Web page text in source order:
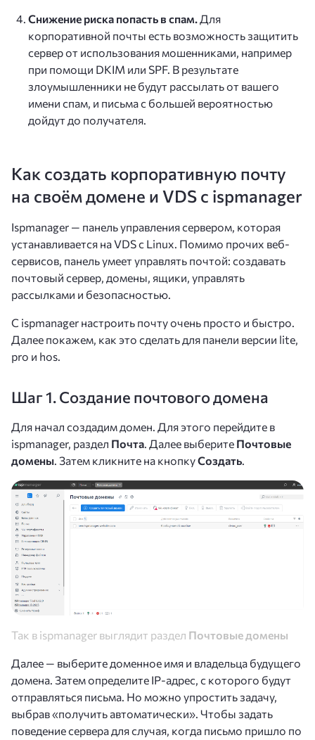
Снижение риска попасть в спам.Для
корпоративной почты есть возможность защитить
сервер от использования мошенниками, например
при помощи DKIM или SPF. В результате
злоумышленники не будут рассылать от вашего
имени спам, и письма с большей вероятностью
дойдут до получателя.
Как создать корпоративную почту
на своём домене и VDS c ispmanager
Ispmanager — панель управления сервером, которая
устанавливается на VDS с Linux. Помимо прочих веб-
сервисов, панель умеет управлять почтой: создавать
почтовый сервер, домены, ящики, управлять
рассылками и безопасностью.
С ispmanager настроить почту очень просто и быстро.
Далее покажем, как это сделать для панели версии lite,
pro и hos.
Шаг 1. Создание почтового домена
Для начал создадим домен. Для этого перейдите в
ispmanager, раздел Почта. Далее выберите Почтовые
домены. Затем кликните на кнопкуСоздать.
Так в ispmanager выглядит раздел Почтовые домены
Далее — выберите доменное имя и владельца будущего
домена. Затем определите IP-адрес, с которого будут
отправляться письма. Но можно упростить задачу,
выбрав «получить автоматически». Чтобы задать
поведение сервера для случая, когда письмо пришло по